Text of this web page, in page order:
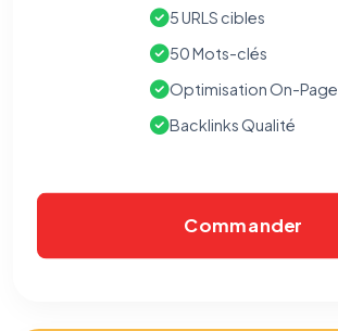
5 URLS cibles
50 Mots-clés
Optimisation On-Page
Backlinks Qualité
Commander